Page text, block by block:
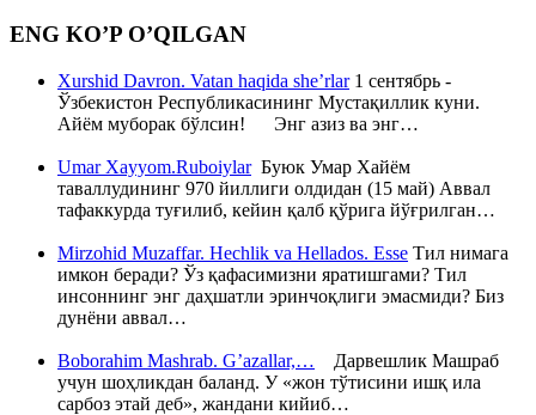
ENG KO’P O’QILGAN
Xurshid Davron. Vatan haqida she’rlar1 сентябрь -
Ўзбекистон Республикасининг Мустақиллик куни.
Айём муборак бўлсин! Энг азиз ва энг…
Umar Xayyom.RuboiylarБуюк Умар Хайём
таваллудининг 970 йиллиги олдидан (15 май) Аввал
тафаккурда туғилиб, кейин қалб қўрига йўғрилган…
Mirzohid Muzaffar. Hechlik va Hellados. Esse Тил нимага
имкон беради? Ўз қафасимизни яратишгами? Тил
инсоннинг энг даҳшатли эринчоқлиги эмасмиди? Биз
дунёни аввал…
Boborahim Mashrab. G’azallar,… Дарвешлик Машраб
учун шоҳликдан баланд. У «жон тўтисини ишқ ила
сарбоз этай деб», жандани кийиб…